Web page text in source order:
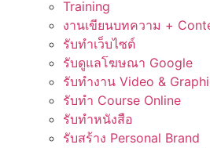
Training
งานเขียนบทความ +
รับทำเว็บไซต์
รับดูแลโฆษณา Google
รับทำงาน Video &
รับทำ Course Online
รับทำหนังสือ
รับสร้าง Personal Brand